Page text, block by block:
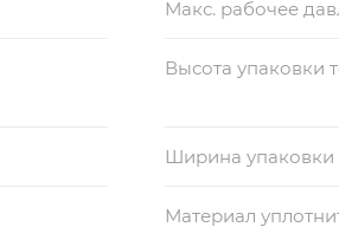
Макс. рабочее
Высота упаковки
Ширина упаковки
Материал